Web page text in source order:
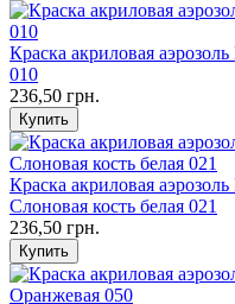
Краска акриловая
010
236,50 грн.
Краска акриловая
Слоновая кость белая 021
236,50 грн.